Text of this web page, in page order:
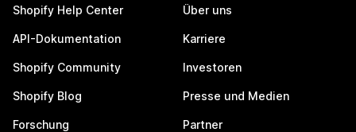
Shopify Help Center
API-Dokumentation
Shopify Community
Shopify Blog
Forschung
Über uns
Karriere
Investoren
Presse und Medien
Partner